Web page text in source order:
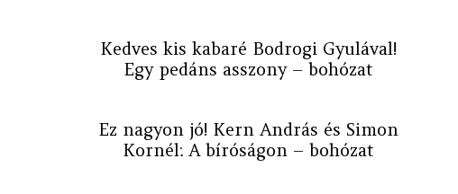
Kedves kis kabaré Bodrogi Gyulával!
Egy pedáns asszony – bohózat
Ez nagyon jó! Kern András és Simon
Kornél: A bíróságon – bohózat